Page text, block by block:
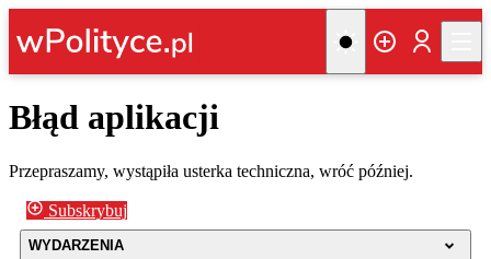
Błąd aplikacji
Przepraszamy, wystąpiła usterka techniczna, wróć później.
Subskrybuj
WYDARZENIA